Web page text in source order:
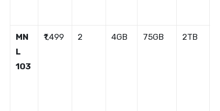
MN
L
103
₹1,499 2 4GB 75GB 2TB